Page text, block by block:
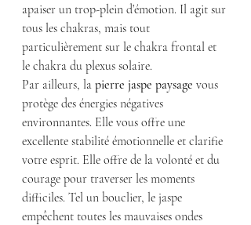
apaiser un trop-plein d’émotion. Il agit sur
tous les chakras, mais tout
particulièrement sur le chakra frontal et
le chakra du plexus solaire.
Par ailleurs, la pierre jaspe paysage vous
protège des énergies négatives
environnantes. Elle vous offre une
excellente stabilité émotionnelle et clarifie
votre esprit. Elle offre de la volonté et du
courage pour traverser les moments
difficiles. Tel un bouclier, le jaspe
empêchent toutes les mauvaises ondes